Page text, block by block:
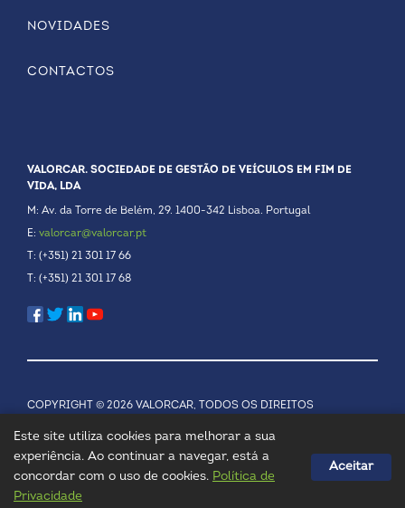
NOVIDADES
CONTACTOS
VALORCAR. SOCIEDADE DE GESTÃO DE VEÍCULOS EM FIM DE
VIDA, LDA
M: Av. da Torre de Belém, 29. 1400-342 Lisboa. Portugal
E: valorcar@valorcar.pt
T: (+351) 21 301 17 66
T: (+351) 21 301 17 68
COPYRIGHT © 2026 VALORCAR, TODOS OS DIREITOS
Este site utiliza cookies para melhorar a sua
experiência. Ao continuar a navegar, está a
concordar com o uso de cookies. Política de
Privacidade
Aceitar